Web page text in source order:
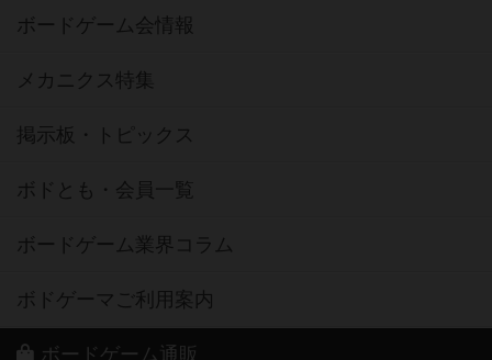
ボードゲーム会情報
メカニクス特集
掲示板・トピックス
ボドとも・会員一覧
ボードゲーム業界コラム
ボドゲーマご利用案内
ボードゲーム通販